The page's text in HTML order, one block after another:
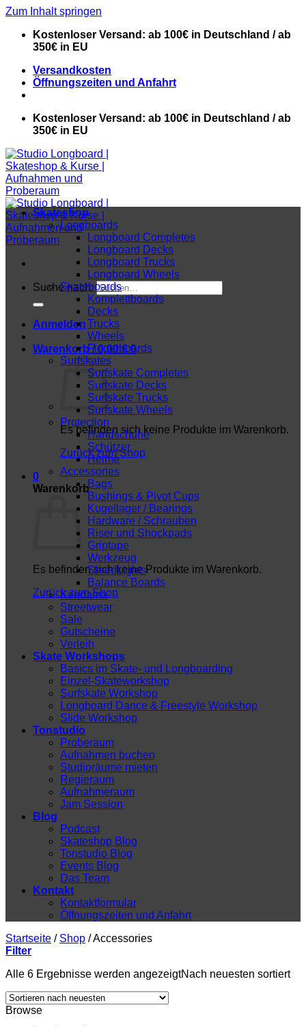
Zum Inhalt springen
Kostenloser Versand: ab 100€ in Deutschland / ab
350€ in EU
Versandkosten
Öffnungszeiten und Anfahrt
Kostenloser Versand: ab 100€ in Deutschland / ab
350€ in EU
Suche nach:
Anmelden
Warenkorb /0,00€ 0
Es befinden sich keine Produkte im Warenkorb.
Zurück zum Shop
0
Warenkorb
Es befinden sich keine Produkte im Warenkorb.
Zurück zum Shop
Skateshop
Longboards
Longboard Completes
Longboard Decks
Longboard Trucks
Longboard Wheels
Skateboards
Komplettboards
Decks
Trucks
Wheels
Fingerboards
Surfskates
Surfskate Completes
Surfskate Decks
Surfskate Trucks
Surfskate Wheels
Protection
Handschuhe
Schützer
Helme
Accessories
Bags
Bushings & Pivot Cups
Kugellager / Bearings
Hardware / Schrauben
Riser und Shockpads
Griptape
Werkzeug
ShredLights
Balance Boards
Kendama
Streetwear
Sale
Gutscheine
Verleih
Skate Workshops
Basics im Skate- und Longboarding
Einzel-Skateworkshop
Surfskate Workshop
Longboard Dance & Freestyle Workshop
Slide Workshop
Tonstudio
Proberaum
Aufnahmen buchen
Studioräume mieten
Regieraum
Aufnahmeraum
Jam Session
Blog
Podcast
Skateshop Blog
Tonstudio Blog
Events Blog
Das Team
Kontakt
Kontaktformular
Öffnungszeiten und Anfahrt
Startseite / Shop /Accessories
Filter
Alle 6 Ergebnisse werden angezeigtNach neuesten sortiert
Browse